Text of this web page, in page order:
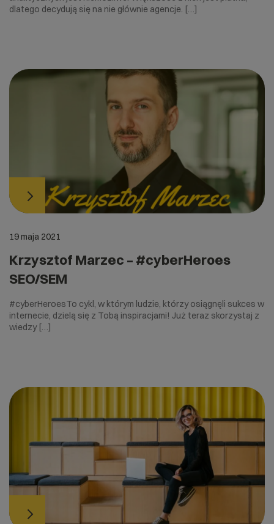
dlatego decydują się na nie głównie agencje. […]
19 maja 2021
Krzysztof Marzec – #cyberHeroes
SEO/SEM
#cyberHeroesTo cykl, w którym ludzie, którzy osiągnęli sukces w
internecie, dzielą się z Tobą inspiracjami! Już teraz skorzystaj z
wiedzy […]